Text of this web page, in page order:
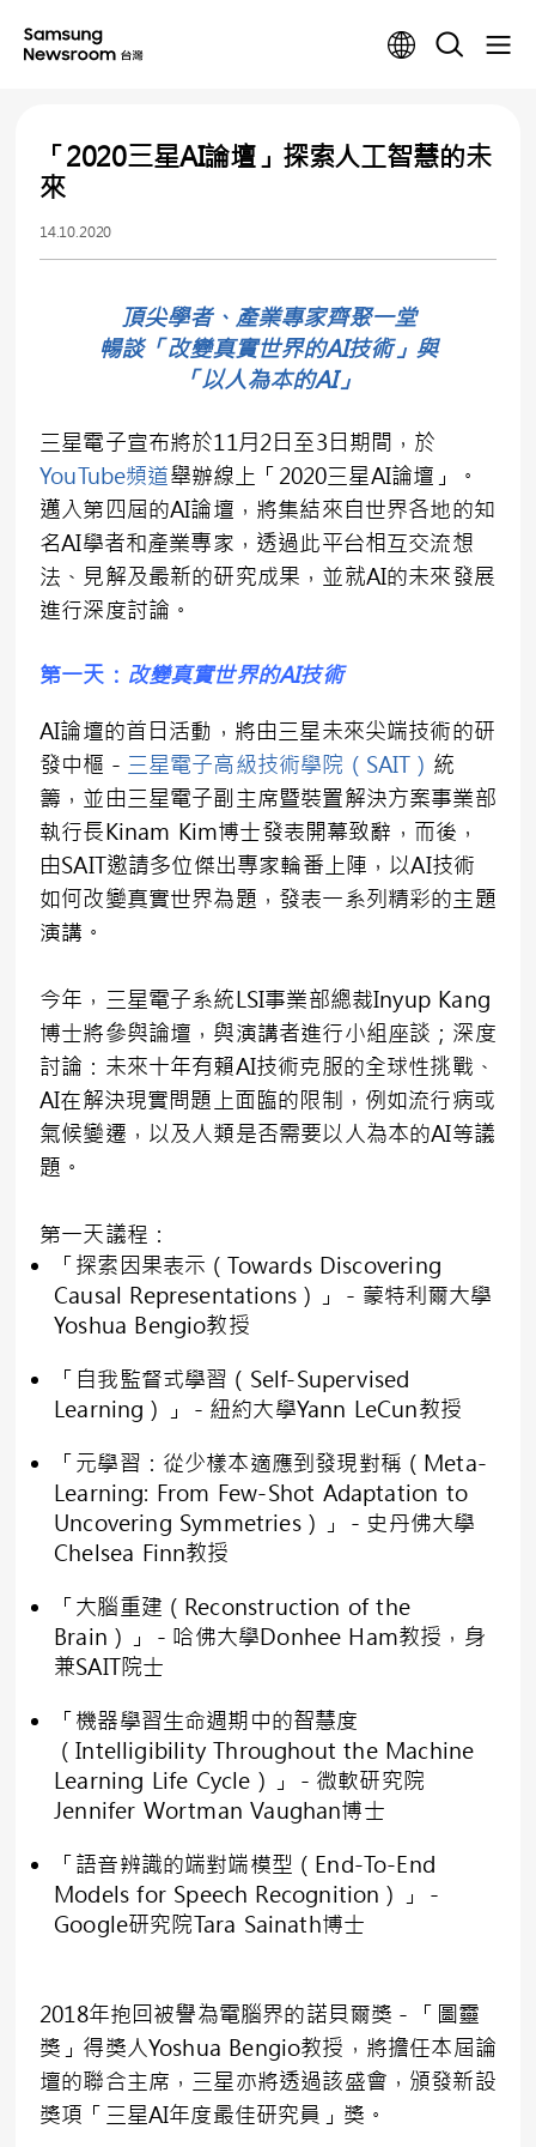
「2020三星AI論壇」探索人工智慧的未
來
14.10.2020
頂尖學者、產業專家齊聚一堂
暢談「改變真實世界的AI技術」與
「以人為本的AI」
三星電子宣布將於11月2日至3日期間，於
YouTube頻道舉辦線上「2020三星AI論壇」。
邁入第四屆的AI論壇，將集結來自世界各地的知
名AI學者和產業專家，透過此平台相互交流想
法、見解及最新的研究成果，並就AI的未來發展
進行深度討論。
第一天： 改變真實世界的AI技術
AI論壇的首日活動，將由三星未來尖端技術的研
發中樞－ 三星電子高級技術學院（SAIT） 統
籌，並由三星電子副主席暨裝置解決方案事業部
執行長Kinam Kim博士發表開幕致辭，而後，
由SAIT邀請多位傑出專家輪番上陣，以AI技術
如何改變真實世界為題，發表一系列精彩的主題
演講。
今年，三星電子系統LSI事業部總裁Inyup Kang
博士將參與論壇，與演講者進行小組座談；深度
討論：未來十年有賴AI技術克服的全球性挑戰、
AI在解決現實問題上面臨的限制，例如流行病或
氣候變遷，以及人類是否需要以人為本的AI等議
題。
第一天議程：
「探索因果表示（Towards Discovering
Causal Representations）」－蒙特利爾大學
Yoshua Bengio教授
「自我監督式學習（Self-Supervised
Learning）」－紐約大學Yann LeCun教授
「元學習：從少樣本適應到發現對稱（Meta-
Learning: From Few-Shot Adaptation to
Uncovering Symmetries）」－史丹佛大學
Chelsea Finn教授
「大腦重建（Reconstruction of the
Brain）」－哈佛大學Donhee Ham教授，身
兼SAIT院士
「機器學習生命週期中的智慧度
（Intelligibility Throughout the Machine
Learning Life Cycle）」－微軟研究院
Jennifer Wortman Vaughan博士
「語音辨識的端對端模型（End-To-End
Models for Speech Recognition）」－
Google研究院Tara Sainath博士
2018年抱回被譽為電腦界的諾貝爾獎－「圖靈
獎」得獎人Yoshua Bengio教授，將擔任本屆論
壇的聯合主席，三星亦將透過該盛會，頒發新設
獎項「三星AI年度最佳研究員」獎。